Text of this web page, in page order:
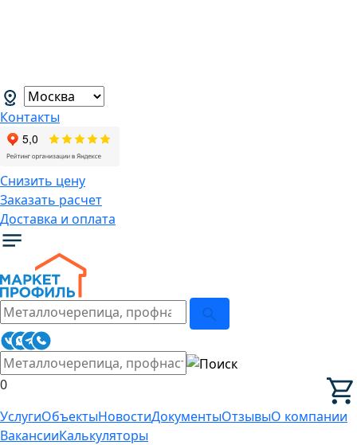
Контакты
Снизить цену
Заказать расчет
Доставка и оплата
0
УслугиОбъектыНовостиДокументыОтзывыО компании
ВакансииКалькуляторы